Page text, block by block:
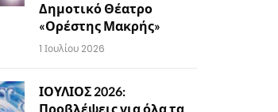
Δημοτικό Θέατρο
«Ορέστης Μακρής»
1 Ιουλίου 2026
ΙΟΥΛΙΟΣ 2026:
Προβλέψεις για όλα τα